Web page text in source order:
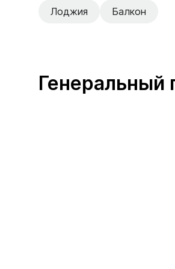
Лоджия Балкон
Генеральный